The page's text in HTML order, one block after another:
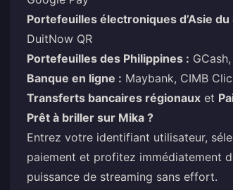
Portefeuilles électroniques d’Asie du
DuitNow QR
Portefeuilles des Philippines :
Banque en ligne : Maybank, CIMB
Transferts bancaires régionaux et
Prêt à briller sur Mika ?
Entrez votre identifiant utilisateur,
paiement et profitez immédiatement
puissance de streaming sans effort.